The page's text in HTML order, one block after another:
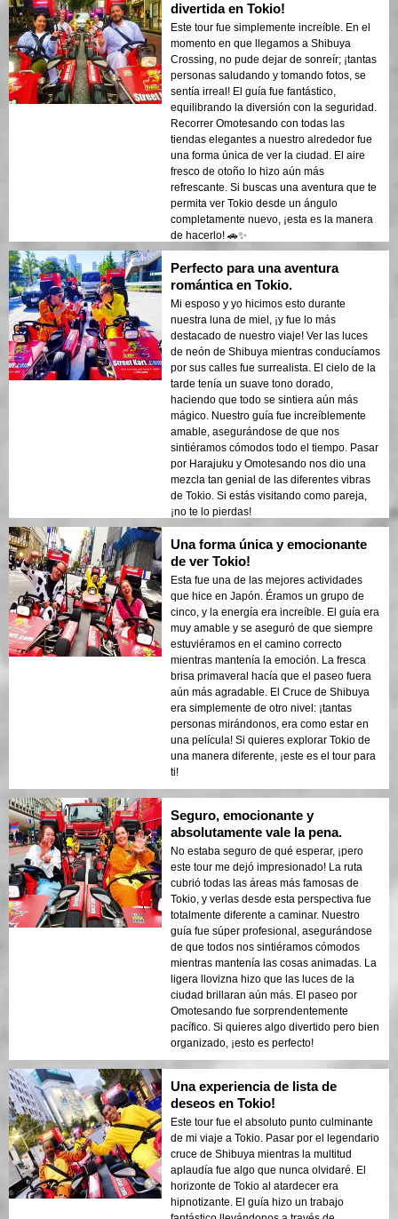
divertida en Tokio!
Este tour fue simplemente increíble. En el
momento en que llegamos a Shibuya
Crossing, no pude dejar de sonreír; ¡tantas
personas saludando y tomando fotos, se
sentía irreal! El guía fue fantástico,
equilibrando la diversión con la seguridad.
Recorrer Omotesando con todas las
tiendas elegantes a nuestro alrededor fue
una forma única de ver la ciudad. El aire
fresco de otoño lo hizo aún más
refrescante. Si buscas una aventura que te
permita ver Tokio desde un ángulo
completamente nuevo, ¡esta es la manera
de hacerlo! 🚗✨
Perfecto para una aventura
romántica en Tokio.
Mi esposo y yo hicimos esto durante
nuestra luna de miel, ¡y fue lo más
destacado de nuestro viaje! Ver las luces
de neón de Shibuya mientras conducíamos
por sus calles fue surrealista. El cielo de la
tarde tenía un suave tono dorado,
haciendo que todo se sintiera aún más
mágico. Nuestro guía fue increíblemente
amable, asegurándose de que nos
sintiéramos cómodos todo el tiempo. Pasar
por Harajuku y Omotesando nos dio una
mezcla tan genial de las diferentes vibras
de Tokio. Si estás visitando como pareja,
¡no te lo pierdas!
Una forma única y emocionante
de ver Tokio!
Esta fue una de las mejores actividades
que hice en Japón. Éramos un grupo de
cinco, y la energía era increíble. El guía era
muy amable y se aseguró de que siempre
estuviéramos en el camino correcto
mientras mantenía la emoción. La fresca
brisa primaveral hacía que el paseo fuera
aún más agradable. El Cruce de Shibuya
era simplemente de otro nivel: ¡tantas
personas mirándonos, era como estar en
una película! Si quieres explorar Tokio de
una manera diferente, ¡este es el tour para
ti!
Seguro, emocionante y
absolutamente vale la pena.
No estaba seguro de qué esperar, ¡pero
este tour me dejó impresionado! La ruta
cubrió todas las áreas más famosas de
Tokio, y verlas desde esta perspectiva fue
totalmente diferente a caminar. Nuestro
guía fue súper profesional, asegurándose
de que todos nos sintiéramos cómodos
mientras mantenía las cosas animadas. La
ligera llovizna hizo que las luces de la
ciudad brillaran aún más. El paseo por
Omotesando fue sorprendentemente
pacífico. Si quieres algo divertido pero bien
organizado, ¡esto es perfecto!
Una experiencia de lista de
deseos en Tokio!
Este tour fue el absoluto punto culminante
de mi viaje a Tokio. Pasar por el legendario
cruce de Shibuya mientras la multitud
aplaudía fue algo que nunca olvidaré. El
horizonte de Tokio al atardecer era
hipnotizante. El guía hizo un trabajo